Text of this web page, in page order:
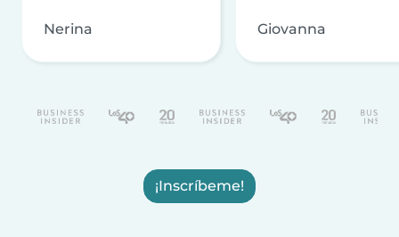
Nerina Giovanna
¡Inscríbeme!